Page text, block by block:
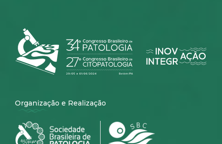
Organização e Realização